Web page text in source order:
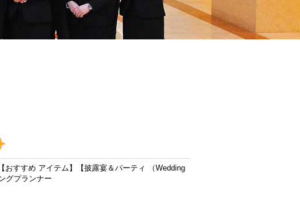
おすすめ アイテム】【披露宴＆パーティ （Wedding
グプランナー